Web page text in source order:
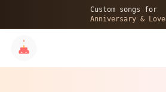
Custom songs for
Anniversary &